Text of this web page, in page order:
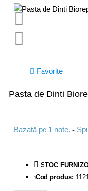
Favorite
Pasta de Dinti
Bazată pe 1 note. -
STOC
Cod produs: